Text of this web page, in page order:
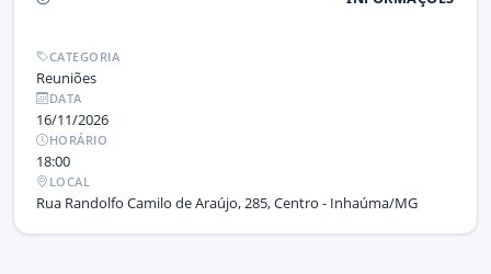
CATEGORIA
Reuniões
DATA
16/11/2026
HORÁRIO
18:00
LOCAL
Rua Randolfo Camilo de Araújo, 285, Centro - Inhaúma/MG